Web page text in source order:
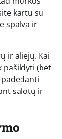
kartu su
spalva ir
ir aliejų. Kai
pašildyti (bet
salotų ir